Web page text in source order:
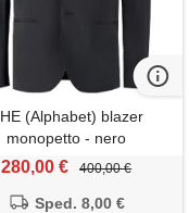
(Alphabet) blazer
monopetto - nero
280,00 € 400,00 €
Sped. 8,00 €